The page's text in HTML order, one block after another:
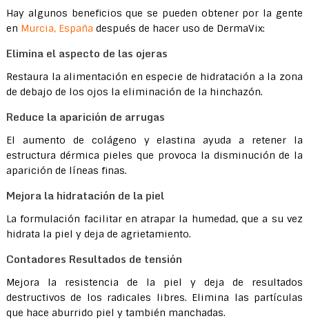
Hay algunos beneficios que se pueden obtener por la gente
en Murcia, España después de hacer uso de DermaVix:
Elimina el aspecto de las ojeras
Restaura la alimentación en especie de hidratación a la zona
de debajo de los ojos la eliminación de la hinchazón.
Reduce la aparición de arrugas
El aumento de colágeno y elastina ayuda a retener la
estructura dérmica pieles que provoca la disminución de la
aparición de líneas finas.
Mejora la hidratación de la piel
La formulación facilitar en atrapar la humedad, que a su vez
hidrata la piel y deja de agrietamiento.
Contadores Resultados de tensión
Mejora la resistencia de la piel y deja de resultados
destructivos de los radicales libres. Elimina las partículas
que hace aburrido piel y también manchadas.